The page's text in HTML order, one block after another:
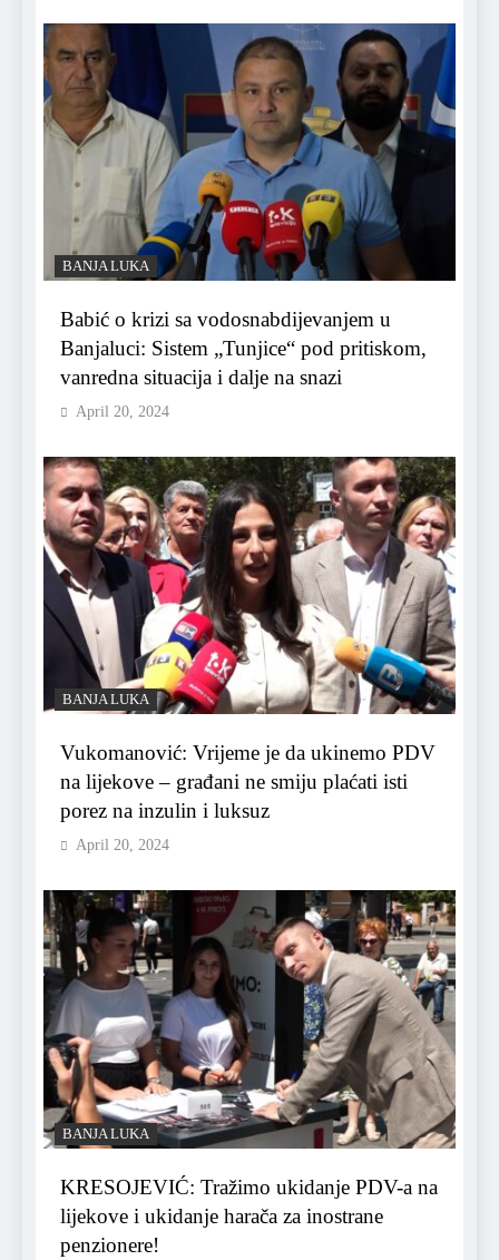
BANJA LUKA
Babić o krizi sa vodosnabdijevanjem u
Banjaluci: Sistem „Tunjice“ pod pritiskom,
vanredna situacija i dalje na snazi
April 20, 2024
BANJA LUKA
Vukomanović: Vrijeme je da ukinemo PDV
na lijekove – građani ne smiju plaćati isti
porez na inzulin i luksuz
April 20, 2024
BANJA LUKA
KRESOJEVIĆ: Tražimo ukidanje PDV-a na
lijekove i ukidanje harača za inostrane
penzionere!